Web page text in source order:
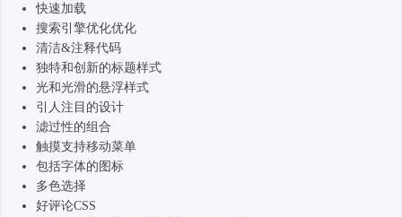
快速加载
搜索引擎优化优化
清洁&注释代码
独特和创新的标题样式
光和光滑的悬浮样式
引人注目的设计
滤过性的组合
触摸支持移动菜单
包括字体的图标
多色选择
好评论CSS